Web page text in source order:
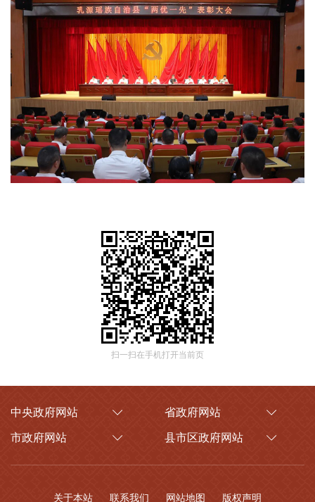
扫一扫在手机打开当前页
中央政府网站 省政府网站
市政府网站 县市区政府网站
关于本站 联系我们 网站地图 版权声明